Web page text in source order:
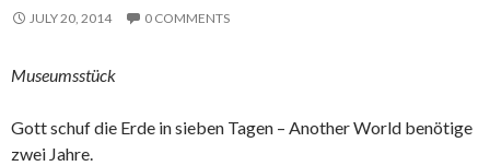
JULY 20, 2014 0 COMMENTS
Museumsstück
Gott schuf die Erde in sieben Tagen – Another World benötige
zwei Jahre.